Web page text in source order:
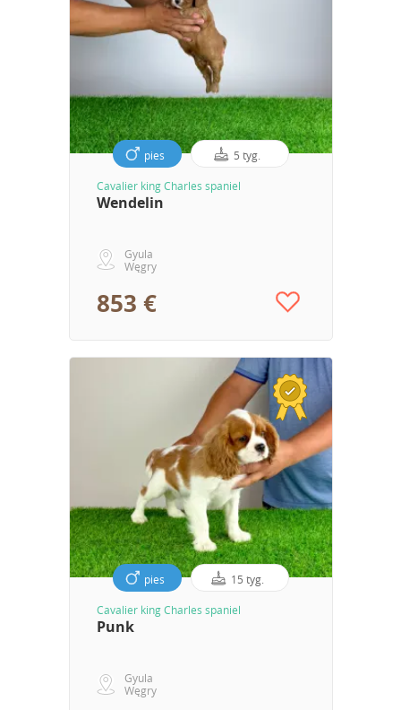
pies 5 tyg.
Cavalier king Charles spaniel
Wendelin
Gyula
Węgry
853 €
pies 15 tyg.
Cavalier king Charles spaniel
Punk
Gyula
Węgry